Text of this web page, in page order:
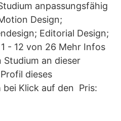
anpassungsfähig
Design;
Editorial Design;
- 12 von 26 Mehr Infos
Studium an dieser
dieses
bei Klick auf den Pris: